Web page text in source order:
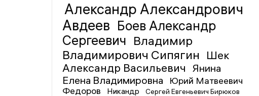
Александр Александрович
Авдеев Боев Александр
Сергеевич Владимир
Владимирович Сипягин Шек
Александр Васильевич
Янина
Елена Владимировна
Юрий Матвеевич
Федоров
Никандр Сергей Евгеньевич Бирюков